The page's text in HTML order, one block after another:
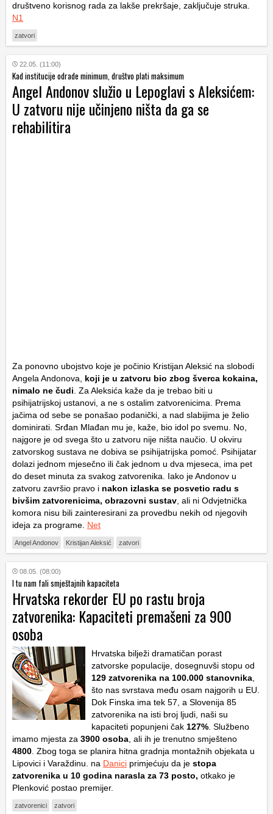
društveno korisnog rada za lakše prekršaje, zaključuje struka.
N1
zatvori
22.05. (11:00)
Kad institucije odrade minimum, društvo plati maksimum
Angel Andonov služio u Lepoglavi s Aleksićem:
U zatvoru nije učinjeno ništa da ga se
rehabilitira
Za ponovno ubojstvo koje je počinio Kristijan Aleksić na slobodi
Angela Andonova, koji je u zatvoru bio zbog šverca kokaina,
nimalo ne čudi . Za Aleksića kaže da je trebao biti u
psihijatrijskoj ustanovi, a ne s ostalim zatvorenicima. Prema
jačima od sebe se ponašao podanički, a nad slabijima je želio
dominirati. Srđan Mlađan mu je, kaže, bio idol po svemu. No,
najgore je od svega što u zatvoru nije ništa naučio. U okviru
zatvorskog sustava ne dobiva se psihijatrijska pomoć. Psihijatar
dolazi jednom mjesečno ili čak jednom u dva mjeseca, ima pet
do deset minuta za svakog zatvorenika. Iako je Andonov u
zatvoru završio pravo i nakon izlaska se posvetio radu s
bivšim zatvorenicima, obrazovni sustav , ali ni Odvjetnička
komora nisu bili zainteresirani za provedbu nekih od njegovih
ideja za programe. Net
Angel Andonov Kristijan Aleksić zatvori
08.05. (08:00)
I tu nam fali smještajnih kapaciteta
Hrvatska rekorder EU po rastu broja
zatvorenika: Kapaciteti premašeni za 900
osoba
Hrvatska bilježi dramatičan porast
zatvorske populacije, dosegnuvši stopu od
129 zatvorenika na 100.000 stanovnika
što nas svrstava među osam najgorih u EU.
Dok Finska ima tek 57, a Slovenija 85
zatvorenika na isti broj ljudi, naši su
kapaciteti popunjeni čak 127% . Službeno
imamo mjesta za 3900 osoba , ali ih je trenutno smješteno
4800 . Zbog toga se planira hitna gradnja montažnih objekata u
Lipovici i Varaždinu. na Danici primjećuju da je stopa
zatvorenika u 10 godina narasla za 73 posto, otkako je
Plenković postao premijer.
zatvorenici zatvori